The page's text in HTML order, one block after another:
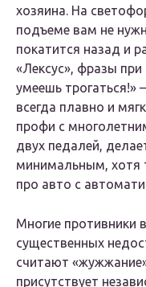
хозяина. На
подъеме вам не
покатится назад и
«Лексус», фразы
умеешь
всегда плавно и
профи с
двух педалей,
минимальным, хотя
про авто с
Многие противники
существенных
считают
присутствует